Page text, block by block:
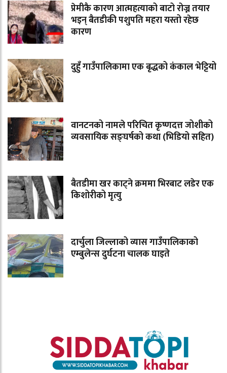
प्रेमीकै कारण आत्महत्याको बाटो रोज्न तयार
भइन् बैतडीकी पशुपति महरा यस्तो रहेछ
कारण
दुहुँ गाउँपालिकामा एक बृद्धको कंकाल भेट्टियो
वानटनको नामले परिचित कृष्णदत्त जोशीको
व्यवसायिक सङ्घर्षको कथा (भिडियो सहित)
बैतडीमा खर काट्ने क्रममा भिरबाट लडेर एक
किशोरीको मृत्यु
दार्चुला जिल्लाको व्यास गाउँपालिकाको
एम्बुलेन्स दुर्घटना चालक घाइते